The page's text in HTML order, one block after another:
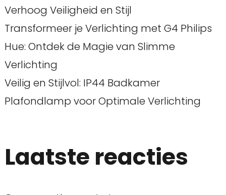
Verhoog Veiligheid en Stijl
Transformeer je Verlichting met G4 Philips
Hue: Ontdek de Magie van Slimme
Verlichting
Veilig en Stijlvol: IP44 Badkamer
Plafondlamp voor Optimale Verlichting
Laatste reacties